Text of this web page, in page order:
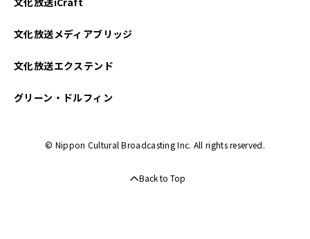
文化放送メディアブリッジ
文化放送エクステンド
グリーン・ドルフィン
© Nippon Cultural Broadcasting Inc. All rights reserved.
Back to Top